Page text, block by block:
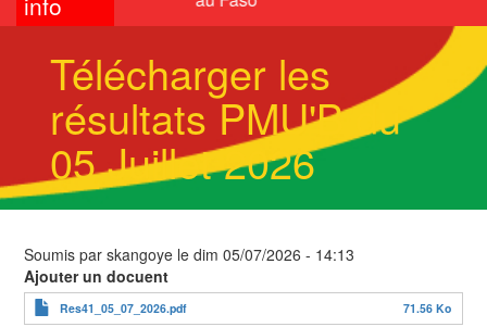
Télécharger les
résultats PMU'B du
05 Juillet 2026
Soumis par skangoye le dim 05/07/2026 - 14:13
Ajouter un docuent
Res41_05_07_2026.pdf 71.56 Ko